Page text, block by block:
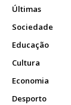
Últimas
Sociedade
Educação
Cultura
Economia
Desporto